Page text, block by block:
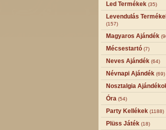
Led Termékek (35)
Levendulás
(157)
Magyaros Ajándék
Mécsestartó (7)
Neves Ajándék (64)
Névnapi Ajándék (69)
Nosztalgia
Óra (54)
Party Kellékek (1188)
Plüss Játék (18)